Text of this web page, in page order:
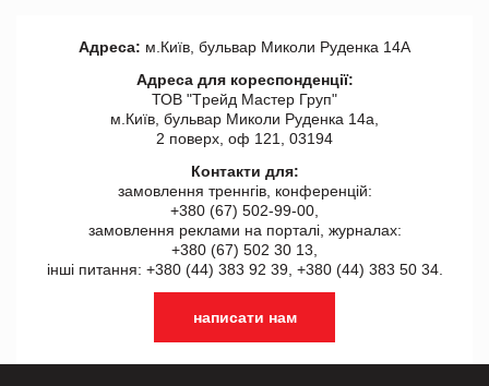
Адреса: м.Київ, бульвар Миколи Руденка 14А
Адреса для кореспонденції:
ТОВ "Tрейд Мастер Груп"
м.Київ, бульвар Миколи Руденка 14а,
2 поверх, оф 121, 03194
Контакти для:
замовлення треннгів, конференцій:
+380 (67) 502-99-00,
замовлення реклами на порталі, журналах:
+380 (67) 502 30 13,
інші питання: +380 (44) 383 92 39, +380 (44) 383 50 34.
написати нам